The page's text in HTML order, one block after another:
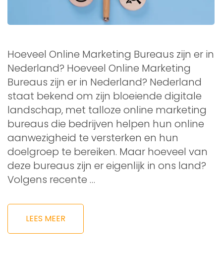
Hoeveel Online Marketing Bureaus zijn er in
Nederland? Hoeveel Online Marketing
Bureaus zijn er in Nederland? Nederland
staat bekend om zijn bloeiende digitale
landschap, met talloze online marketing
bureaus die bedrijven helpen hun online
aanwezigheid te versterken en hun
doelgroep te bereiken. Maar hoeveel van
deze bureaus zijn er eigenlijk in ons land?
Volgens recente …
LEES MEER